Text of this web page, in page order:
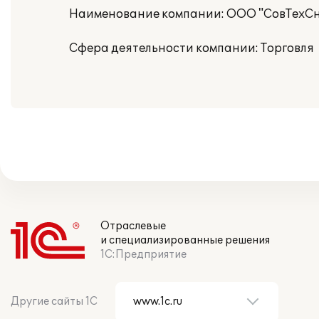
Наименование компании: ООО
Сфера деятельности компании: Торговля
Отраслевые
и специализированные решения
1С:Предприятие
Другие сайты 1С